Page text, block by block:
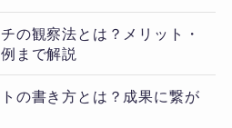
の観察法とは？メリット・
まで解説
の書き方とは？成果に繋が